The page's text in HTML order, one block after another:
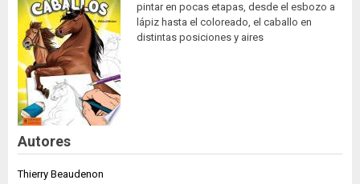
pintar en pocas etapas, desde el esbozo a
lápiz hasta el coloreado, el caballo en
distintas posiciones y aires
Autores
Thierry Beaudenon